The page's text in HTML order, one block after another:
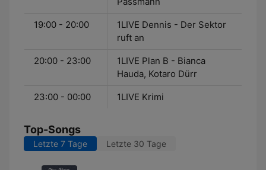
19:00 - 20:00
1LIVE Dennis - Der Sektor
ruft an
20:00 - 23:00
1LIVE Plan B - Bianca
Hauda, Kotaro Dürr
23:00 - 00:00 1LIVE Krimi
Top-Songs
Letzte 7 Tage Letzte 30 Tage